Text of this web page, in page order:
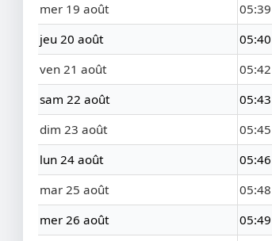
mer 19 août
05:39
jeu 20 août
05:40
ven 21 août
05:42
sam 22 août
05:43
dim 23 août
05:45
lun 24 août
05:46
mar 25 août
05:48
mer 26 août
05:49